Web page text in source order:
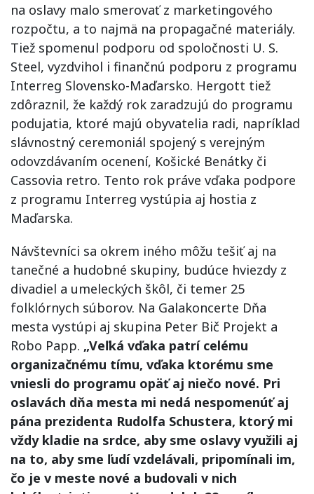
na oslavy malo smerovať z marketingového
rozpočtu, a to najmä na propagačné materiály.
Tiež spomenul podporu od spoločnosti U. S.
Steel, vyzdvihol i finančnú podporu z programu
Interreg Slovensko-Maďarsko. Hergott tiež
zdôraznil, že každý rok zaradzujú do programu
podujatia, ktoré majú obyvatelia radi, napríklad
slávnostný ceremoniál spojený s verejným
odovzdávaním ocenení, Košické Benátky či
Cassovia retro. Tento rok práve vďaka podpore
z programu Interreg vystúpia aj hostia z
Maďarska.
Návštevníci sa okrem iného môžu tešiť aj na
tanečné a hudobné skupiny, budúce hviezdy z
divadiel a umeleckých škôl, či temer 25
folklórnych súborov. Na Galakoncerte Dňa
mesta vystúpi aj skupina Peter Bič Projekt a
Robo Papp. „Veľká vďaka patrí celému
organizačnému tímu, vďaka ktorému sme
vniesli do programu opäť aj niečo nové. Pri
oslavách dňa mesta mi nedá nespomenúť aj
pána prezidenta Rudolfa Schustera, ktorý mi
vždy kladie na srdce, aby sme oslavy využili aj
na to, aby sme ľudí vzdelávali, pripomínali im,
čo je v meste nové a budovali v nich